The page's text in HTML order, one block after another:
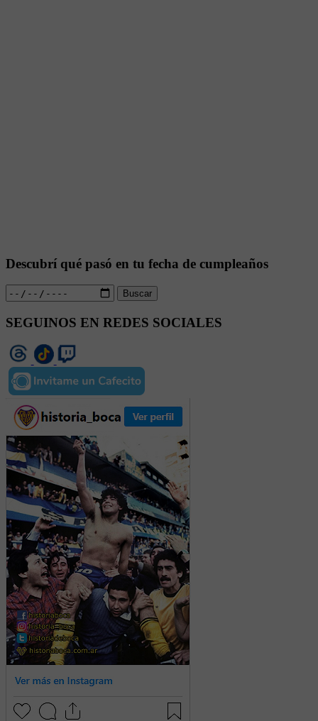
Descubrí qué pasó en tu fecha de cumpleaños
Buscar
SEGUINOS EN REDES SOCIALES